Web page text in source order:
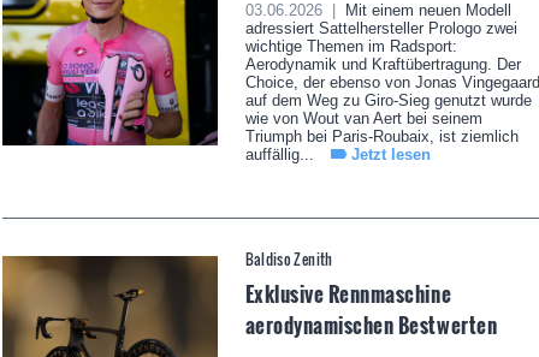
03.06.2026 |
Mit einem neuen Modell
adressiert Sattelhersteller Prologo zwei
wichtige Themen im Radsport:
Aerodynamik und Kraftübertragung. Der
Choice, der ebenso von Jonas Vingegaard
auf dem Weg zu Giro-Sieg genutzt wurde
wie von Wout van Aert bei seinem
Triumph bei Paris-Roubaix, ist ziemlich
auffällig...
Jetzt lesen
Baldiso Zenith
Exklusive Rennmaschine
aerodynamischen Bestwerten